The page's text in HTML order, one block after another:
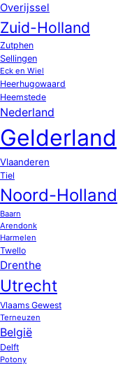
Overijssel
Zuid-Holland
Zutphen
Sellingen
Eck en Wiel
Heerhugowaard
Heemstede
Nederland
Gelderland
Vlaanderen
Tiel
Noord-Holland
Baarn
Arendonk
Harmelen
Twello
Drenthe
Utrecht
Vlaams Gewest
Terneuzen
België
Delft
Potony